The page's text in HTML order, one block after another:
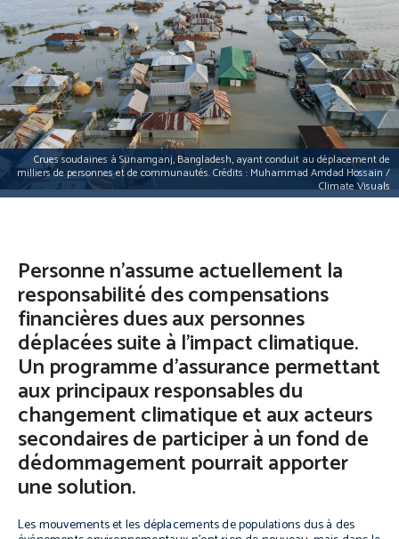
Crues soudaines à Sunamganj, Bangladesh, ayant conduit au déplacement de
milliers de personnes et de communautés. Crédits : Muhammad Amdad Hossain /
Climate Visuals
Personne n’assume actuellement la
responsabilité des compensations
financières dues aux personnes
déplacées suite à l’impact climatique.
Un programme d’assurance permettant
aux principaux responsables du
changement climatique et aux acteurs
secondaires de participer à un fond de
dédommagement pourrait apporter
une solution.
Les mouvements et les déplacements de populations dus à des